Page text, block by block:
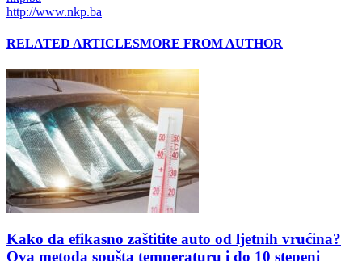
http://www.nkp.ba
RELATED ARTICLESMORE FROM AUTHOR
Kako da efikasno zaštitite auto od ljetnih vrućina?
Ova metoda spušta temperaturu i do 10 stepeni